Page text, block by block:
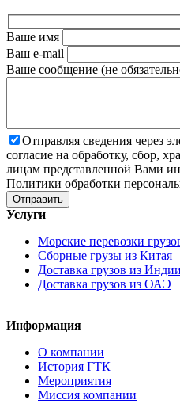
Ваше имя
Ваш e-mail
Ваше сообщение (не
Отправляя сведения через
согласие на обработку, сбор,
лицам представленной Вами
Политики обработки
Услуги
Морские перевозки
Сборные грузы из Китая
Доставка грузов из Индии
Доставка грузов из ОАЭ
Информация
О компании
История ГТК
Мероприятия
Миссия компании